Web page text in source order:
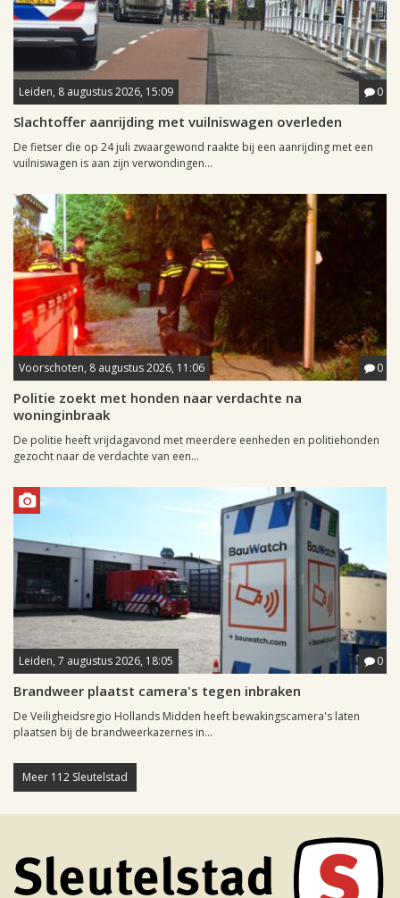
Leiden, 8 augustus 2026, 15:09 0
Slachtoffer aanrijding met vuilniswagen overleden
De fietser die op 24 juli zwaargewond raakte bij een aanrijding met een
vuilniswagen is aan zijn verwondingen...
Voorschoten, 8 augustus 2026, 11:06 0
Politie zoekt met honden naar verdachte na
woninginbraak
De politie heeft vrijdagavond met meerdere eenheden en politiehonden
gezocht naar de verdachte van een...
Leiden, 7 augustus 2026, 18:05 0
Brandweer plaatst camera's tegen inbraken
De Veiligheidsregio Hollands Midden heeft bewakingscamera's laten
plaatsen bij de brandweerkazernes in...
Meer 112 Sleutelstad